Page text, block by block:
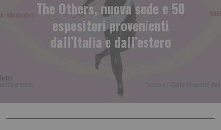
The Others, nuova sede e 50
espositori provenienti
dall’Italia e dall’estero